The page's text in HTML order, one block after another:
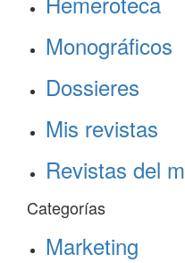
Monográficos
Dossieres
Mis revistas
Revistas del
Categorías
Marketing